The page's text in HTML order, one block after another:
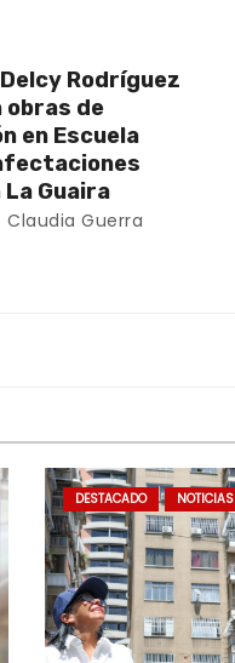
Rodríguez
obras de
en Escuela
Guaira
Claudia Guerra
DESTACADO NOTICIAS